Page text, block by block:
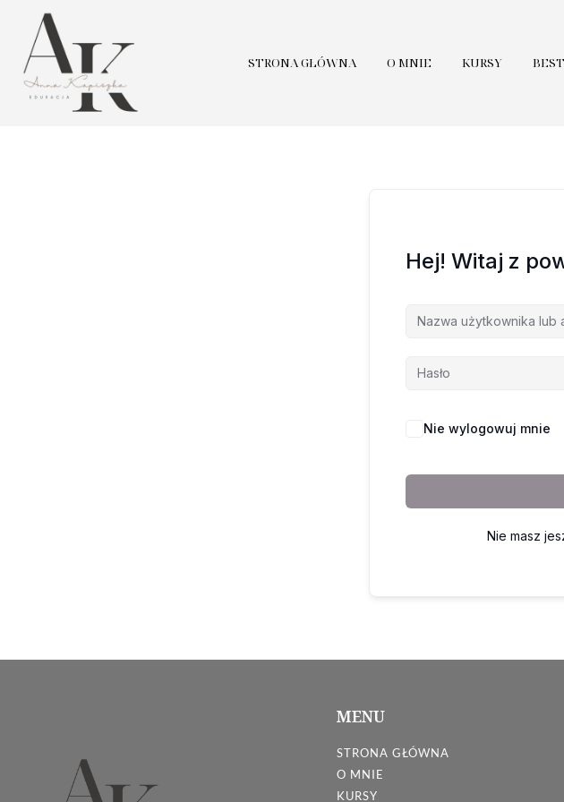
STRONA GŁÓWNA O MNIE KURSY
Hej! Witaj z
Nie wylogowuj mnie
Nie masz
MENU
STRONA GŁÓWNA
O MNIE
KURSY